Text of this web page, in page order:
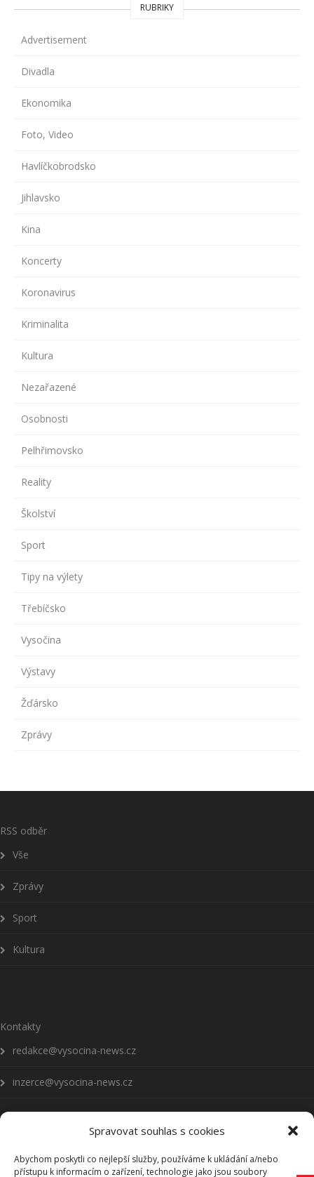
Spravovat souhlas s cookies
Abychom poskytli co nejlepší služby, používáme k ukládání a/nebo
přístupu k informacím o zařízení, technologie jako jsou soubory
RUBRIKY
Advertisement
Divadla
Ekonomika
Foto, Video
Havlíčkobrodsko
Jihlavsko
Kina
Koncerty
Koronavirus
Kriminalita
Kultura
Nezařazené
Osobnosti
Pelhřimovsko
Reality
Školství
Sport
Tipy na výlety
Třebíčsko
Vysočina
Výstavy
Žďársko
Zprávy
RSS odběr
Vše
Zprávy
Sport
Kultura
Kontakty
redakce@vysocina-news.cz
inzerce@vysocina-news.cz
Přihlásit se k odběru novinek